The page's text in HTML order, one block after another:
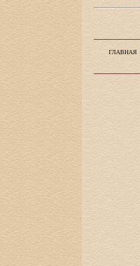
ГЛАВНАЯ